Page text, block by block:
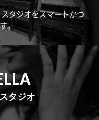
スタジオをスマートかつ
。
タジオ